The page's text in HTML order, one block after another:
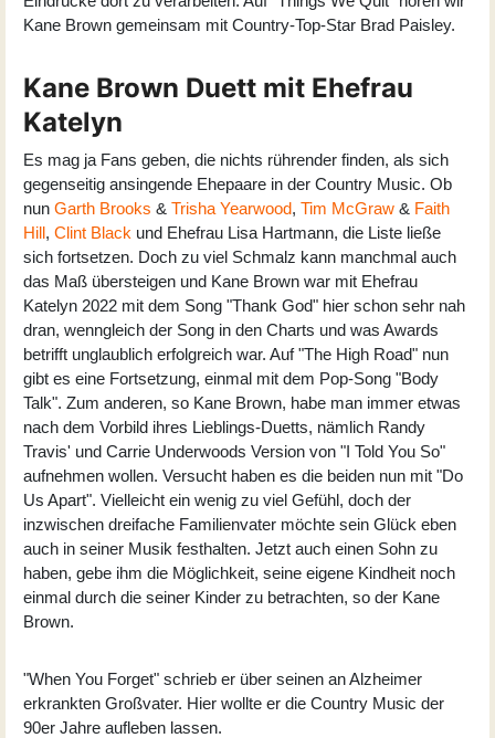
Kane Brown gemeinsam mit Country-Top-Star Brad Paisley.
Kane Brown Duett mit Ehefrau
Katelyn
Es mag ja Fans geben, die nichts rührender finden, als sich
gegenseitig ansingende Ehepaare in der Country Music. Ob
nun Garth Brooks & Trisha Yearwood, Tim McGraw & Faith
Hill, Clint Black und Ehefrau Lisa Hartmann, die Liste ließe
sich fortsetzen. Doch zu viel Schmalz kann manchmal auch
das Maß übersteigen und Kane Brown war mit Ehefrau
Katelyn 2022 mit dem Song "Thank God" hier schon sehr nah
dran, wenngleich der Song in den Charts und was Awards
betrifft unglaublich erfolgreich war. Auf "The High Road" nun
gibt es eine Fortsetzung, einmal mit dem Pop-Song "Body
Talk". Zum anderen, so Kane Brown, habe man immer etwas
nach dem Vorbild ihres Lieblings-Duetts, nämlich Randy
Travis' und Carrie Underwoods Version von "I Told You So"
aufnehmen wollen. Versucht haben es die beiden nun mit "Do
Us Apart". Vielleicht ein wenig zu viel Gefühl, doch der
inzwischen dreifache Familienvater möchte sein Glück eben
auch in seiner Musik festhalten. Jetzt auch einen Sohn zu
haben, gebe ihm die Möglichkeit, seine eigene Kindheit noch
einmal durch die seiner Kinder zu betrachten, so der Kane
Brown.
"When You Forget" schrieb er über seinen an Alzheimer
erkrankten Großvater. Hier wollte er die Country Music der
90er Jahre aufleben lassen.